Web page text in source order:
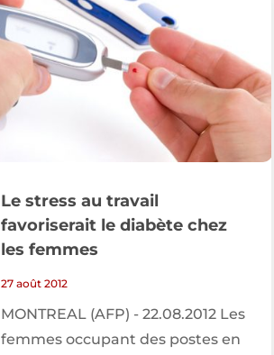
Le stress au travail
favoriserait le diabète chez
les femmes
27 août 2012
MONTREAL (AFP) - 22.08.2012 Les
femmes occupant des postes en